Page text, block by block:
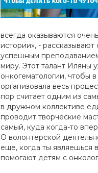
всегда оказываются
истории», -
успешным
миру. Этот талант Иляны
онкогематологии, чтобы
организовала весь
пор считает одним из
в дружном коллективе
проводит творческие
самый, куда когда-то
О волонтерской
еще, когда ты являешься
помогают детям с